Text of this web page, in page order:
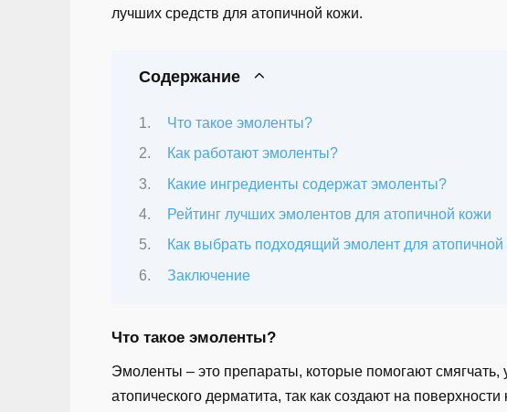
лучших средств для атопичной кожи.
Содержание
Что такое эмоленты?
Как работают эмоленты?
Какие ингредиенты содержат эмоленты?
Рейтинг лучших эмолентов для атопичной кожи
Как выбрать подходящий эмолент для атопичной
Заключение
Что такое эмоленты?
Эмоленты – это препараты, которые помогают
атопического дерматита, так как создают на